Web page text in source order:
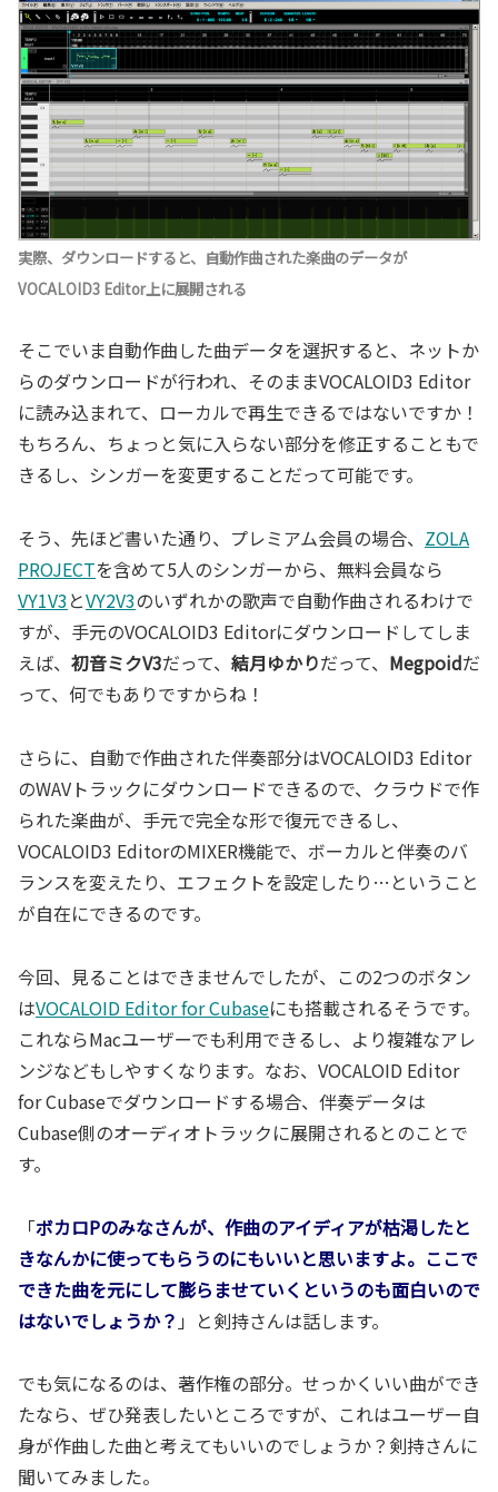
実際、ダウンロードすると、自動作曲された楽曲のデータが
VOCALOID3 Editor上に展開される
そこでいま自動作曲した曲データを選択すると、ネットか
らのダウンロードが行われ、そのままVOCALOID3 Editor
に読み込まれて、ローカルで再生できるではないですか！
もちろん、ちょっと気に入らない部分を修正することもで
きるし、シンガーを変更することだって可能です。
そう、先ほど書いた通り、プレミアム会員の場合、 ZOLA
PROJECTを含めて5人のシンガーから、無料会員なら
VY1V3とVY2V3のいずれかの歌声で自動作曲されるわけで
すが、手元のVOCALOID3 Editorにダウンロードしてしま
えば、 初音ミクV3だって、 結月ゆかりだって、 Megpoidだ
って、何でもありですからね！
さらに、自動で作曲された伴奏部分はVOCALOID3 Editor
のWAVトラックにダウンロードできるので、クラウドで作
られた楽曲が、手元で完全な形で復元できるし、
VOCALOID3 EditorのMIXER機能で、ボーカルと伴奏のバ
ランスを変えたり、エフェクトを設定したり…ということ
が自在にできるのです。
今回、見ることはできませんでしたが、この2つのボタン
はVOCALOID Editor for Cubaseにも搭載されるそうです。
これならMacユーザーでも利用できるし、より複雑なアレ
ンジなどもしやすくなります。なお、VOCALOID Editor
for Cubaseでダウンロードする場合、伴奏データは
Cubase側のオーディオトラックに展開されるとのことで
す。
「ボカロPのみなさんが、作曲のアイディアが枯渇したと
きなんかに使ってもらうのにもいいと思いますよ。ここで
できた曲を元にして膨らませていくというのも面白いので
はないでしょうか？ 」と剣持さんは話します。
でも気になるのは、著作権の部分。せっかくいい曲ができ
たなら、ぜひ発表したいところですが、これはユーザー自
身が作曲した曲と考えてもいいのでしょうか？剣持さんに
聞いてみました。